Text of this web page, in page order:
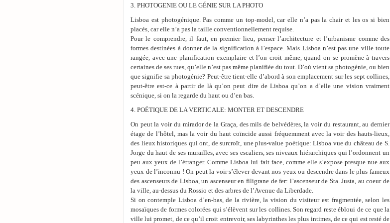
3. PHOTOGENIE OU LE GÉNIE SUR LA PHOTO
Lisboa est photogénique. Pas comme un top-model, car elle n’a pas la chair et les os si bien
placés, car elle n’a pas la taille conventionnellement requise.
Pour le comprendre, il faut, en premier lieu, penser l’architecture et l’urbanisme comme des
formes destinées à donner de la signification à l’espace. Mais Lisboa n’est pas une ville toute
rangée, avec une planification exemplaire et l’on croit même, quand on se promène à travers
certaines de ses rues, qu’elle n’est pas même planifiée du tout. D’où vient sa photogénie, ou bien
que signifie sa photogénie? Peut-être tient-elle d’abord à son emplacement sur les sept collines,
peut-être est-ce à partir de là qu’on peut dire de Lisboa qu’on a d’elle une vision vraiment
scénique, si on la regarde du haut ou d’en bas.
4. POÉTIQUE DE LA VERTICALE: MONTER ET DESCENDRE
On peut la voir du mirador de la Graça, des mils de belvédères, la voir du restaurant, au dernier
étage de l’hôtel, mas la voir du haut coïncide aussi fréquemment avec la voir des hauts-lieux,
des lieux historiques qui ont, de surcroît, une plus-value poétique: Lisboa vue du château de S.
Jorge du haut de ses murailles, avec ses escaliers, ses niveaux hiérarchiques qui l’ordonnent un
peu aux yeux de l’étranger. Comme Lisboa lui fait face, comme elle s’expose presque nue aux
yeux de l’inconnu ! On peut la voir s’élever devant nos yeux ou descendre dans le plus fameux
des ascenseurs de Lisboa, un ascenseur en filigrane de fer: l’ascenseur de Sta. Justa, au coeur de
la ville, au-dessus du Rossio et des arbres de l’Avenue da Liberdade.
Si on contemple Lisboa d’en-bas, de la rivière, la vision du visiteur est fragmentée, selon les
mosaïques de formes colorées qui s’élèvent sur les collines. Son regard reste ébloui de ce que la
ville lui promet, de ce qu’il croit entrevoir, ses labyrinthes les plus intimes, de ce qui est resté de